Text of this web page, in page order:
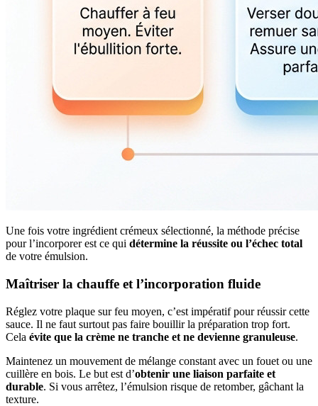
Une fois votre ingrédient crémeux sélectionné, la méthode précise
pour l’incorporer est ce qui détermine la réussite ou l’échec total
de votre émulsion.
Maîtriser la chauffe et l’incorporation fluide
Réglez votre plaque sur feu moyen, c’est impératif pour réussir cette
sauce. Il ne faut surtout pas faire bouillir la préparation trop fort.
Cela évite que la crème ne tranche et ne devienne granuleuse.
Maintenez un mouvement de mélange constant avec un fouet ou une
cuillère en bois. Le but est d’obtenir une liaison parfaite et
durable. Si vous arrêtez, l’émulsion risque de retomber, gâchant la
texture.